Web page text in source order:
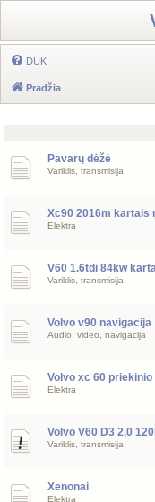
DUK
Pradžia
Pavarų dėžė
Variklis, transmisija
Xc90 2016m kartais
Elektra
V60 1.6tdi 84kw
Variklis, transmisija
Volvo v90 navigacija
Audio, video, navigacija
Volvo xc 60
Elektra
Volvo V60 D3 2,0
Variklis, transmisija
Xenonai
Elektra